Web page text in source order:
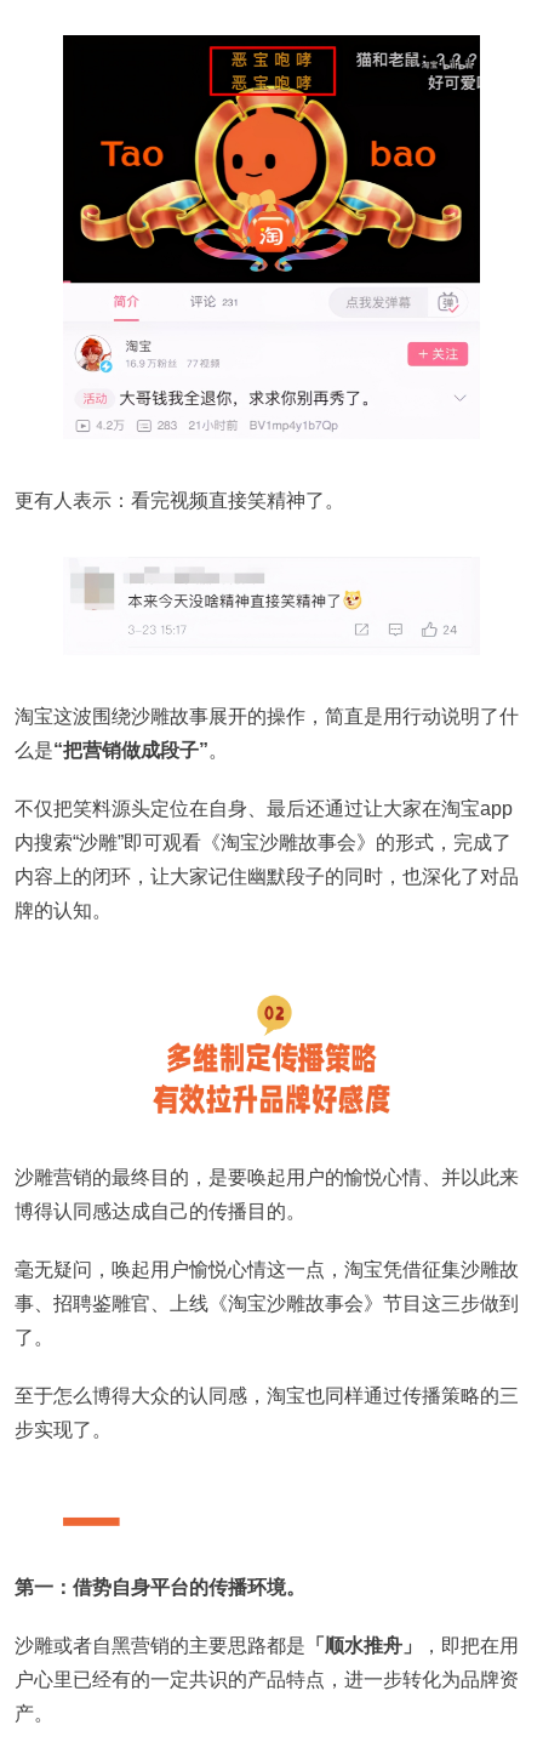
更有人表示：看完视频直接笑精神了。
淘宝这波围绕沙雕故事展开的操作，简直是用行动说明了什
么是“把营销做成段子”。
不仅把笑料源头定位在自身、最后还通过让大家在淘宝app
内搜索“沙雕”即可观看《淘宝沙雕故事会》的形式，完成了
内容上的闭环，让大家记住幽默段子的同时，也深化了对品
牌的认知。
沙雕营销的最终目的，是要唤起用户的愉悦心情、并以此来
博得认同感达成自己的传播目的。
毫无疑问，唤起用户愉悦心情这一点，淘宝凭借征集沙雕故
事、招聘鉴雕官、上线《淘宝沙雕故事会》节目这三步做到
了。
至于怎么博得大众的认同感，淘宝也同样通过传播策略的三
步实现了。
第一：借势自身平台的传播环境。
沙雕或者自黑营销的主要思路都是 「顺水推舟」
，即把在用
户心里已经有的一定共识的产品特点，进一步转化为品牌资
产。